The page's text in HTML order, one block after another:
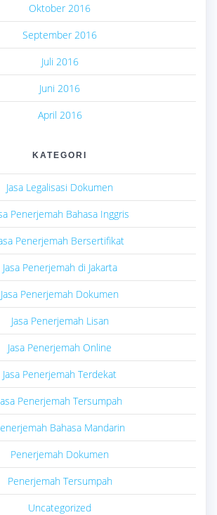
Oktober 2016
September 2016
Juli 2016
Juni 2016
April 2016
KATEGORI
Jasa Legalisasi Dokumen
Penerjemah Bahasa Inggris
Penerjemah Bersertifikat
Jasa Penerjemah di Jakarta
Jasa Penerjemah Dokumen
Jasa Penerjemah Lisan
Jasa Penerjemah Online
Jasa Penerjemah Terdekat
Penerjemah Tersumpah
Bahasa Mandarin
Penerjemah Dokumen
Penerjemah Tersumpah
Uncategorized